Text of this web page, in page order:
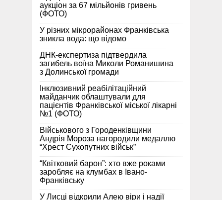
аукціон за 67 мільйонів гривень
(ФОТО)
У різних мікрорайонах Франківська
зникла вода: що відомо
ДНК-експертиза підтвердила
загибель воїна Миколи Романишина
з Долинської громади
Інклюзивний реабілітаційний
майданчик облаштували для
пацієнтів Франківської міської лікарні
№1 (ФОТО)
Військового з Городенківщини
Андрія Мороза нагородили медаллю
“Хрест Сухопутних військ”
“Квітковий барон”: хто вже роками
заробляє на клумбах в Івано-
Франківську
У Лисці відкрили Алею віри і надії